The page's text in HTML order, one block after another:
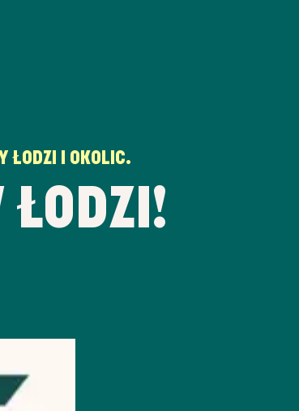
ŁODZI I OKOLIC.
ŁODZI!